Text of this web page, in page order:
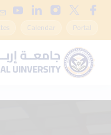
Portal
Calendar